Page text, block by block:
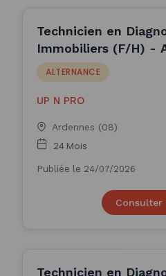
Technicien en
Immobiliers (F/H) -
(H/F)
ALTERNANCE
UP N PRO
Ardennes (08)
24 Mois
Publiée le 24/07/2026
Technicien en